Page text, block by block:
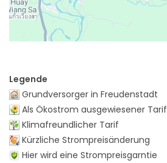
Legende
Grundversorger in Freudenstadt
Als Ökostrom ausgewiesener Tarif
Klimafreundlicher Tarif
Kürzliche Strompreisänderung
Hier wird eine Strompreisgarntie